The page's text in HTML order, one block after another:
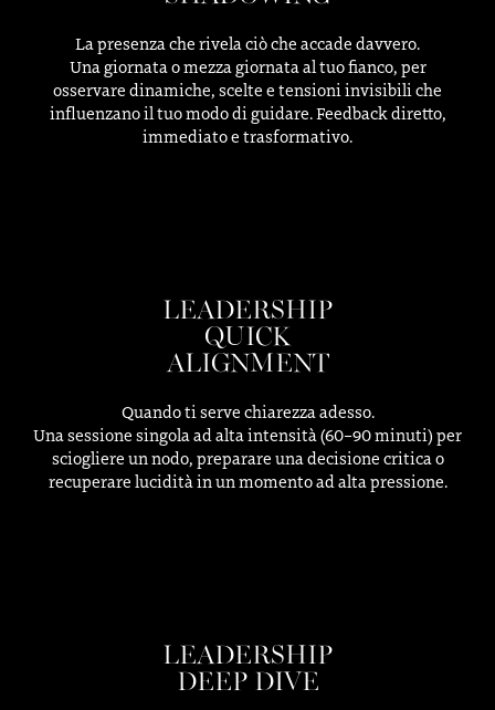
La presenza che rivela ciò che accade davvero.
Una giornata o mezza giornata al tuo fianco, per
osservare dinamiche, scelte e tensioni invisibili che
influenzano il tuo modo di guidare. Feedback diretto,
immediato e trasformativo.
LEADERSHIP
QUICK
ALIGNMENT
Quando ti serve chiarezza adesso.
Una sessione singola ad alta intensità (60–90 minuti) per
sciogliere un nodo, preparare una decisione critica o
recuperare lucidità in un momento ad alta pressione.
LEADERSHIP
DEEP DIVE